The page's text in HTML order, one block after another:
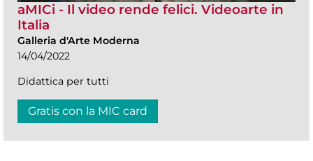
aMICi - Il video rende felici. Videoarte in
Italia
Galleria d'Arte Moderna
14/04/2022
Didattica per tutti
Gratis con la MIC card